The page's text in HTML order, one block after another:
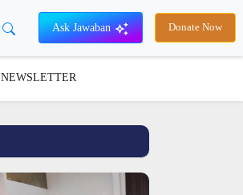
Ask Jawaban Donate Now
NEWSLETTER